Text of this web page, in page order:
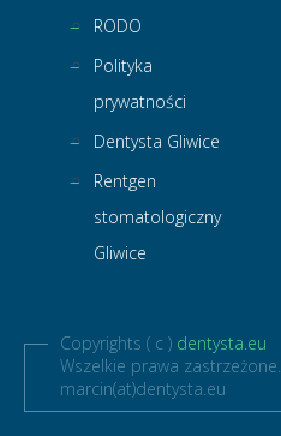
RODO
Polityka
prywatności
Dentysta Gliwice
Rentgen
stomatologiczny
Gliwice
Copyrights ( c ) dentysta.eu
Wszelkie prawa zastrzeżone.
marcin(at)dentysta.eu